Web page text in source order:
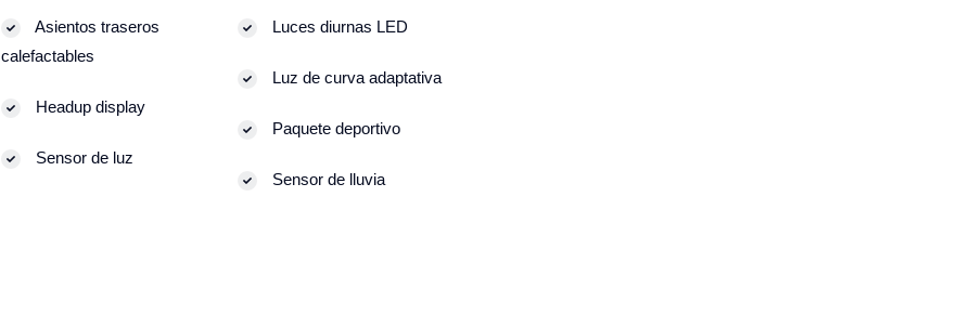
Asientos traseros
calefactables
Headup display
Sensor de luz
Luces diurnas LED
Luz de curva adaptativa
Paquete deportivo
Sensor de lluvia